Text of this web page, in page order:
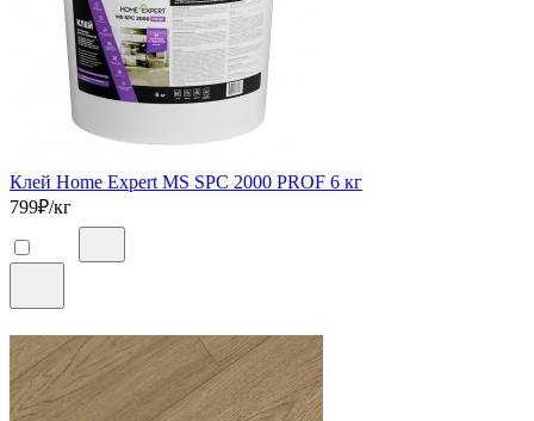
Клей Home Expert MS SPC 2000 PROF 6 кг
799₽/кг